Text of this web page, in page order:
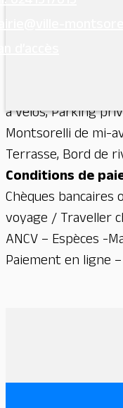
d’accès
à vélos, Parking
Montsorelli de mi-
Terrasse, Bord de
Conditions de
Chèques bancaires
voyage / Traveller
ANCV – Espèces -
Paiement en ligne